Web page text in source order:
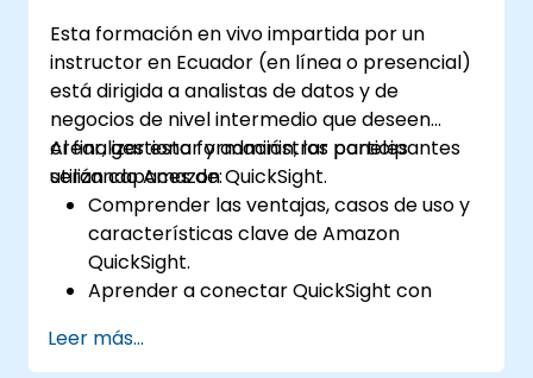
decisiones.
Esta formación en vivo impartida por un
instructor en Ecuador (en línea o presencial)
está dirigida a analistas de datos y de
negocios de nivel intermedio que deseen
crear, gestionar y administrar paneles
utilizando Amazon QuickSight.
Al finalizar esta formación, los participantes
serán capaces de:
Comprender las ventajas, casos de uso y
características clave de Amazon
QuickSight.
Aprender a conectar QuickSight con
visualizaciones interactivas y paneles de
Leer más...